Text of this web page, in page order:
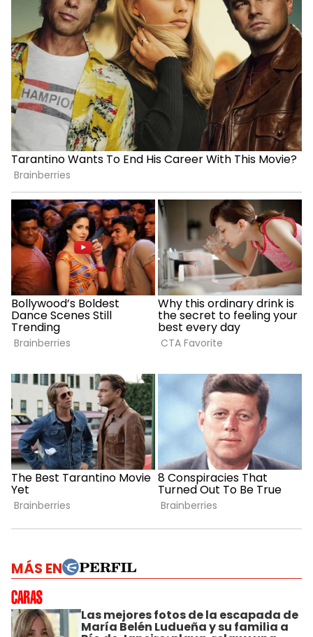
MÁS EN
Las mejores fotos de la escapada de
María Belén Ludueña y su familia a